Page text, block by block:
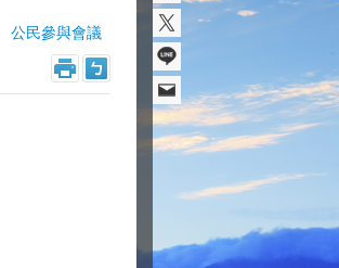
公民參與會議